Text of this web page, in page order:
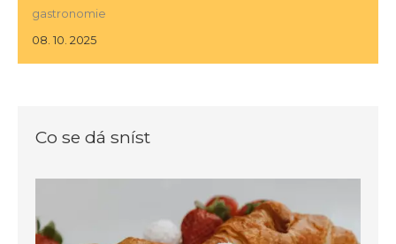
gastronomie
08. 10. 2025
Co se dá sníst